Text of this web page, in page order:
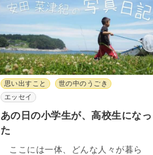
思い出すこと
世の中のうごき
エッセイ
あの日の小学生が、高校生になっ
た
ここには一体、どんな人々が暮ら